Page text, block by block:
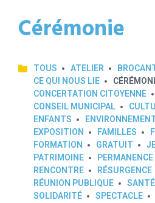
Cérémonie
TOUS ATELIER
CE QUI NOUS LIE
CONCERTATION CITOYENNE
CONSEIL MUNICIPAL
ENFANTS
EXPOSITION
FAMILLES
FORMATION
GRATUIT
PATRIMOINE
RENCONTRE
RÉSURGENCE
RÉUNION PUBLIQUE
SANTÉ
SOLIDARITÉ
SPECTACLE